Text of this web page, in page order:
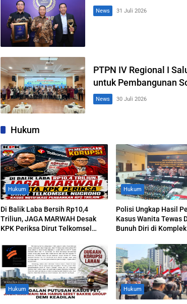
News 31 Juli 2026
PTPN IV Regional I
untuk Pembangunan
News 30 Juli 2026
Hukum
Hukum
Di Balik Laba Bersih Rp10,4
Triliun, JAGA MARWAH Desak
KPK Periksa Dirut Telkomsel
Notifikasi Perbankan
Hukum
Polisi Ungkap Hasil
Kasus Wanita Tewas
Bunuh Diri di
Hukum Hukum